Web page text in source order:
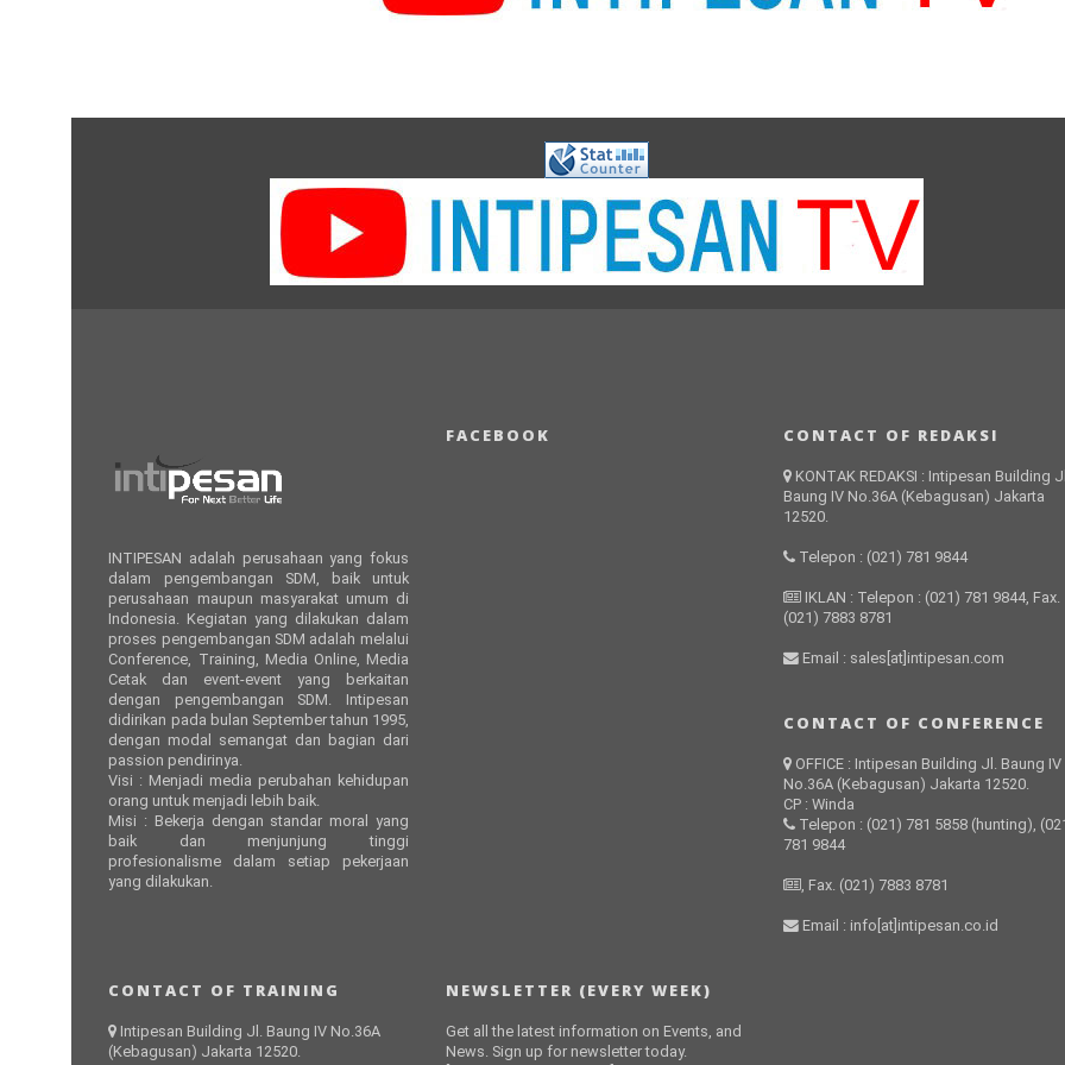
INTIPESAN adalah perusahaan yang fokus
dalam pengembangan SDM, baik untuk
perusahaan maupun masyarakat umum di
Indonesia. Kegiatan yang dilakukan dalam
proses pengembangan SDM adalah melalui
Conference, Training, Media Online, Media
Cetak dan event-event yang berkaitan
dengan pengembangan SDM. Intipesan
didirikan pada bulan September tahun 1995,
dengan modal semangat dan bagian dari
passion pendirinya.
Visi : Menjadi media perubahan kehidupan
orang untuk menjadi lebih baik.
Misi : Bekerja dengan standar moral yang
baik dan menjunjung tinggi
profesionalisme dalam setiap pekerjaan
yang dilakukan.
FACEBOOK CONTACT OF REDAKSI
KONTAK REDAKSI : Intipesan Building
Baung IV No.36A (Kebagusan) Jakarta
12520.
Telepon : (021) 781 9844
IKLAN : Telepon : (021) 781 9844, Fax.
(021) 7883 8781
Email : sales[at]intipesan.com
CONTACT OF CONFERENCE
OFFICE : Intipesan Building Jl. Baung IV
No.36A (Kebagusan) Jakarta 12520.
CP : Winda
Telepon : (021) 781 5858 (hunting),
781 9844
, Fax. (021) 7883 8781
Email : info[at]intipesan.co.id
CONTACT OF TRAINING
Intipesan Building Jl. Baung IV No.36A
(Kebagusan) Jakarta 12520.
NEWSLETTER (EVERY WEEK)
Get all the latest information on Events, and
News. Sign up for newsletter today.